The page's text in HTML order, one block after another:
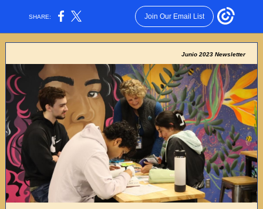
SHARE: Join Our Email List
Junio 2023 Newsletter